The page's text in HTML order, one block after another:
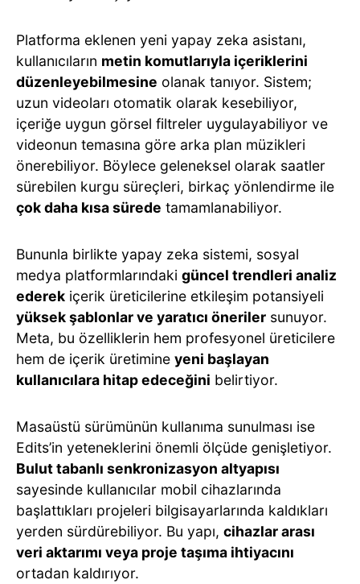
Platforma eklenen yeni yapay zeka asistanı,
kullanıcıların metin komutlarıyla içeriklerini
düzenleyebilmesine olanak tanıyor. Sistem;
uzun videoları otomatik olarak kesebiliyor,
içeriğe uygun görsel filtreler uygulayabiliyor ve
videonun temasına göre arka plan müzikleri
önerebiliyor. Böylece geleneksel olarak saatler
sürebilen kurgu süreçleri, birkaç yönlendirme ile
çok daha kısa sürede tamamlanabiliyor.
Bununla birlikte yapay zeka sistemi, sosyal
medya platformlarındaki güncel trendleri analiz
ederek içerik üreticilerine etkileşim potansiyeli
yüksek şablonlar ve yaratıcı öneriler sunuyor.
Meta, bu özelliklerin hem profesyonel üreticilere
hem de içerik üretimine yeni başlayan
kullanıcılara hitap edeceğini belirtiyor.
Masaüstü sürümünün kullanıma sunulması ise
Edits’in yeteneklerini önemli ölçüde genişletiyor.
Bulut tabanlı senkronizasyon altyapısı
sayesinde kullanıcılar mobil cihazlarında
başlattıkları projeleri bilgisayarlarında kaldıkları
yerden sürdürebiliyor. Bu yapı, cihazlar arası
veri aktarımı veya proje taşıma ihtiyacını
ortadan kaldırıyor.